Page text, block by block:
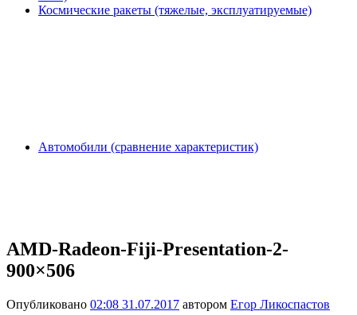
Космические ракеты (тяжелые, эксплуатируемые)
Автомобили (сравнение характеристик)
AMD-Radeon-Fiji-Presentation-2-
900×506
Опубликовано 02:08 31.07.2017 автором Егор Ликоспастов